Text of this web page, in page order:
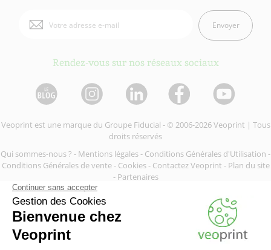
Envoyer
Rendez-vous sur nos réseaux sociaux
Veoprint est une marque du Groupe Fiducial - © 2006-2026 Veoprint | Tous
droits réservés
Qui sommes-nous ? - Mentions légales- Conditions Générales d'Utilisation -
Conditions Générales de vente- Cookies- Contactez Veoprint - Plan du site
- Partenaires